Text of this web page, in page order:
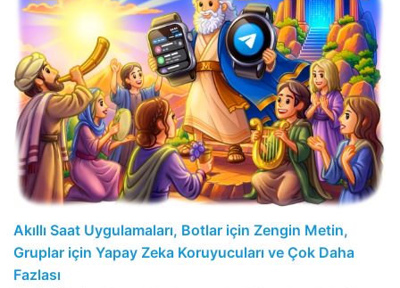
Akıllı Saat Uygulamaları, Botlar için Zengin Metin,
Gruplar için Yapay Zeka Koruyucuları ve Çok Daha
Fazlası